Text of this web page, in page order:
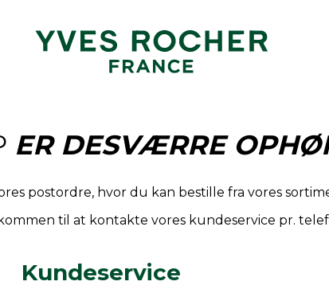
ER DESVÆRRE
postordre, hvor du kan bestille fra vores
til at kontakte vores kundeservice pr.
Kundeservice